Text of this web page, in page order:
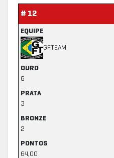
# 12
EQUIPE
GFTEAM
OURO
6
PRATA
3
BRONZE
2
PONTOS
64,00